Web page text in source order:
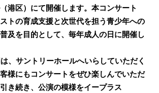
港区）にて開催します。本コンサート
トの育成支援と次世代を担う青少年への
及を目的として、毎年成人の日に開催し
、サントリーホールへいらしていただく
様にもコンサートをぜひ楽しんでいただ
き続き、公演の模様をイープラス